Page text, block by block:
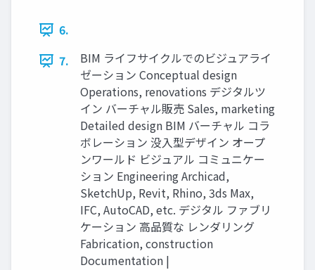
6.
7.
BIM ライフサイクルでのビジュアライ
ゼーション Conceptual design
Operations, renovations デジタルツ
イン バーチャル販売 Sales, marketing
Detailed design BIM バーチャル コラ
ボレーション 没入型デザイン オープ
ンワールド ビジュアル コミュニケー
ション Engineering Archicad,
SketchUp, Revit, Rhino, 3ds Max,
IFC, AutoCAD, etc. デジタル ファブリ
ケーション 高品質な レンダリング
Fabrication, construction
Documentation |